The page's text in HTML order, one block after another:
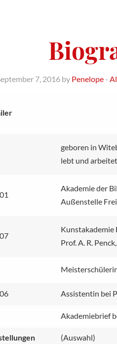
7, 2016 by Penelope -
geboren in
lebt und
Akademie der
Außenstelle
Kunstakademie
Prof. A. R. Penck,
Assistentin bei
Akademiebrief
(Auswahl)